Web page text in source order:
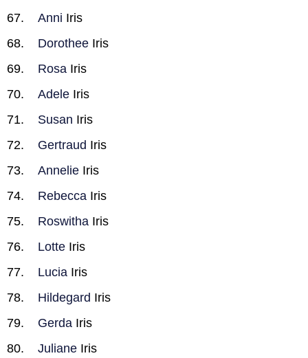
Anni Iris
Dorothee Iris
Rosa Iris
Adele Iris
Susan Iris
Gertraud Iris
Annelie Iris
Rebecca Iris
Roswitha Iris
Lotte Iris
Lucia Iris
Hildegard Iris
Gerda Iris
Juliane Iris